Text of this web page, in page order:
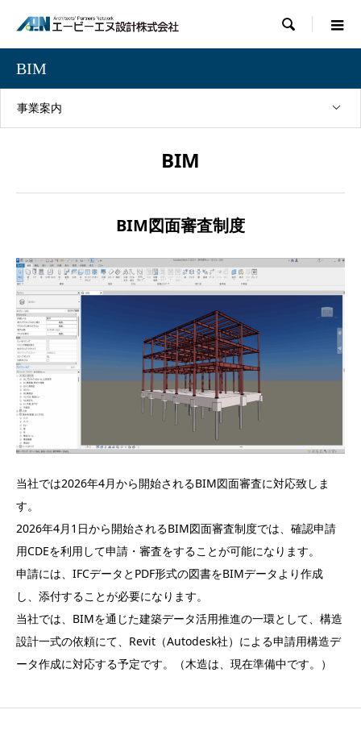

BIM
事業案内
BIM
BIM図面審査制度
当社では2026年4月から開始されるBIM図面審査に対応致しま
す。
2026年4月1日から開始されるBIM図面審査制度では、確認申請
用CDEを利用して申請・審査をすることが可能になります。
申請には、IFCデータとPDF形式の図書をBIMデータより作成
し、添付することが必要になります。
当社では、BIMを通じた建築データ活用推進の一環として、構造
設計一式の依頼にて、Revit（Autodesk社）による申請用構造デ
ータ作成に対応する予定です。（木造は、現在準備中です。）